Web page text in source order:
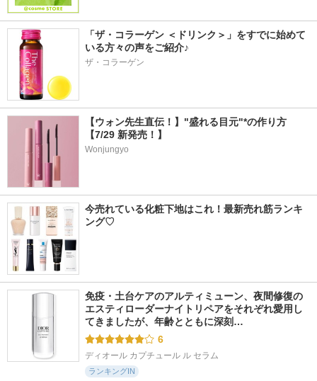
「ザ・コラーゲン ＜ドリンク＞」をすでに始めて
いる方々の声をご紹介♪
ザ・コラーゲン
【ウォン先生直伝！】"盛れる目元"*の作り方
【7/29 新発売！】
Wonjungyo
今売れている化粧下地はこれ！最新売れ筋ランキ
ング♡
免疫・土台ケアのアルティミューン、夜間修復の
エスティローダーナイトリペアをそれぞれ愛用し
てきましたが、年齢とともに深刻…
6
ディオール カプチュール ル セラム
ランキングIN